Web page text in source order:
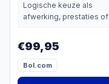
Logische keuze als
afwerking, prestaties of
€99,95
Bol.com